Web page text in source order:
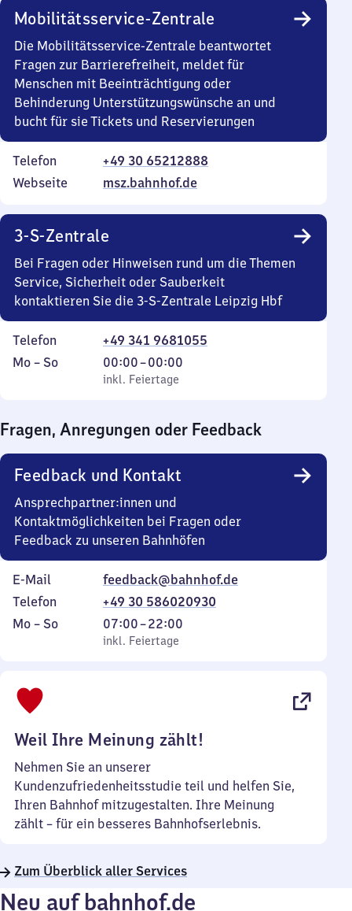
Mobilitätsservice-Zentrale
Die Mobilitätsservice-Zentrale beantwortet
Fragen zur Barrierefreiheit, meldet für
Menschen mit Beeinträchtigung oder
Behinderung Unterstützungswünsche an und
bucht für sie Tickets und Reservierungen
Telefon
+49 30 65212888
Webseite
msz.bahnhof.de
3-S-Zentrale
Bei Fragen oder Hinweisen rund um die Themen
Service, Sicherheit oder Sauberkeit
kontaktieren Sie die 3-S-Zentrale Leipzig Hbf
Telefon
+49 341 9681055
Montag
Mo – So,
inkl. Feiertage
00:00–00:00
Von
0
0
Uhr
inkl. Feiertage
Fragen, Anregungen oder Feedback
Feedback und Kontakt
Ansprechpartner:innen und
Kontaktmöglichkeiten bei Fragen oder
Feedback zu unseren Bahnhöfen
E-Mail
feedback@bahnhof.de
Telefon
+49 30 586020930
Montag
Mo – So,
inkl. Feiertage
07:00–22:00
Von
7
inkl. Feiertage
Weil Ihre Meinung zählt!
Nehmen Sie an unserer
Kundenzufriedenheitsstudie teil und helfen Sie,
Ihren Bahnhof mitzugestalten. Ihre Meinung
zählt – für ein besseres Bahnhofserlebnis.
Zum Überblick aller Services
Neu auf bahnhof.de